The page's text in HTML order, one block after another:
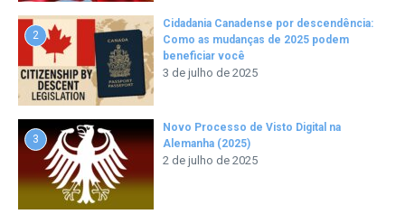
2
Cidadania Canadense por descendência:
Como as mudanças de 2025 podem
beneficiar você
3 de julho de 2025
3
Novo Processo de Visto Digital na
Alemanha (2025)
2 de julho de 2025